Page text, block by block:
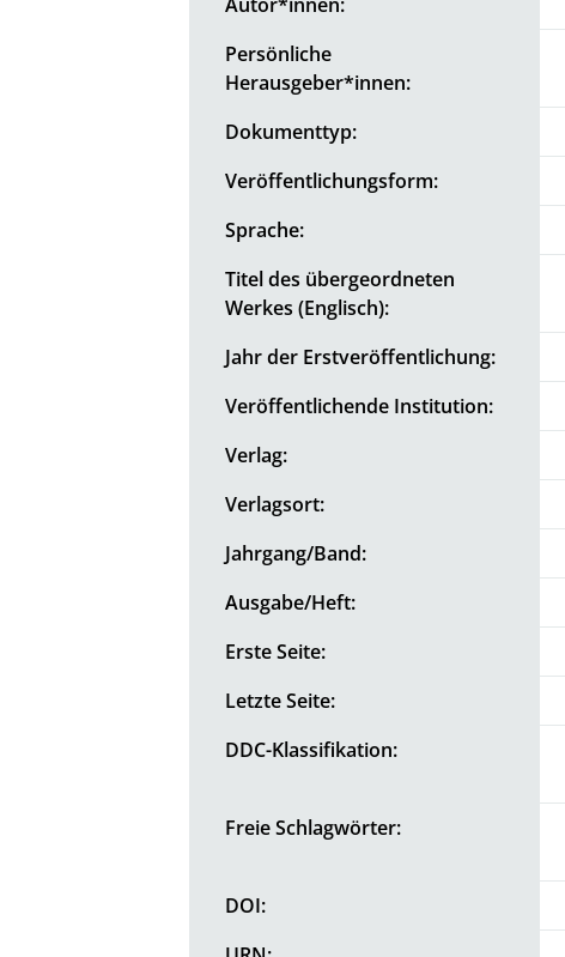
Persönliche
Herausgeber*innen:
Dokumenttyp:
Veröffentlichungsform:
Sprache:
Titel des übergeordneten
Werkes (Englisch):
Jahr der Erstveröffentlichung:
Veröffentlichende Institution:
Verlag:
Verlagsort:
Jahrgang/Band:
Ausgabe/Heft:
Erste Seite:
Letzte Seite:
DDC-Klassifikation:
Freie Schlagwörter:
DOI: